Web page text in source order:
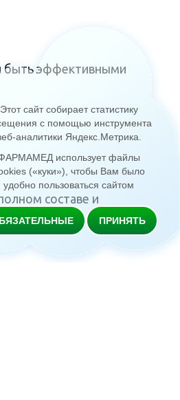
быть эффективными
составе и
Этот сайт собирает статистику
с помощью инструмента
аналитики Яндекс.Метрика
использует файлы
(«куки»), чтобы Вам было
удобно пользоваться сайтом
ПРИНЯТЬ